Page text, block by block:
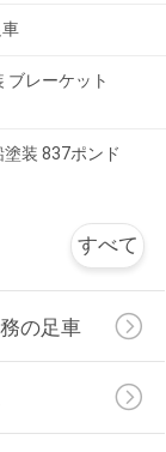
ブレーケット
装 837ポンド
すべて
の足車